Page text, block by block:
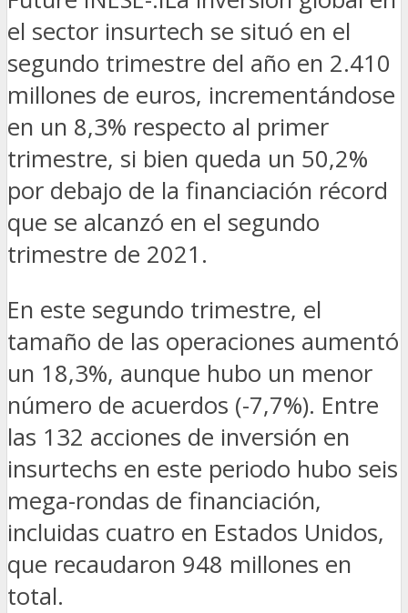
el sector insurtech se situó en el
segundo trimestre del año en 2.410
millones de euros, incrementándose
en un 8,3% respecto al primer
trimestre, si bien queda un 50,2%
por debajo de la financiación récord
que se alcanzó en el segundo
trimestre de 2021.
En este segundo trimestre, el
tamaño de las operaciones aumentó
un 18,3%, aunque hubo un menor
número de acuerdos (-7,7%). Entre
las 132 acciones de inversión en
insurtechs en este periodo hubo seis
mega-rondas de financiación,
incluidas cuatro en Estados Unidos,
que recaudaron 948 millones en
total.